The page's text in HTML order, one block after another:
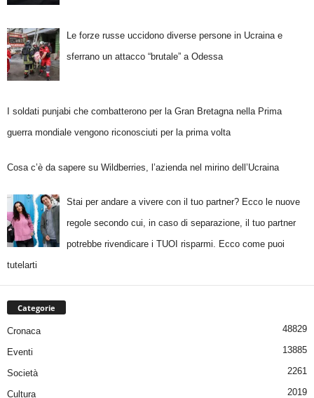
Le forze russe uccidono diverse persone in Ucraina e
sferrano un attacco “brutale” a Odessa
I soldati punjabi che combatterono per la Gran Bretagna nella Prima
guerra mondiale vengono riconosciuti per la prima volta
Cosa c’è da sapere su Wildberries, l’azienda nel mirino dell’Ucraina
Stai per andare a vivere con il tuo partner? Ecco le nuove
regole secondo cui, in caso di separazione, il tuo partner
potrebbe rivendicare i TUOI risparmi. Ecco come puoi
tutelarti
Categorie
Cronaca 48829
Eventi 13885
Società 2261
Cultura 2019